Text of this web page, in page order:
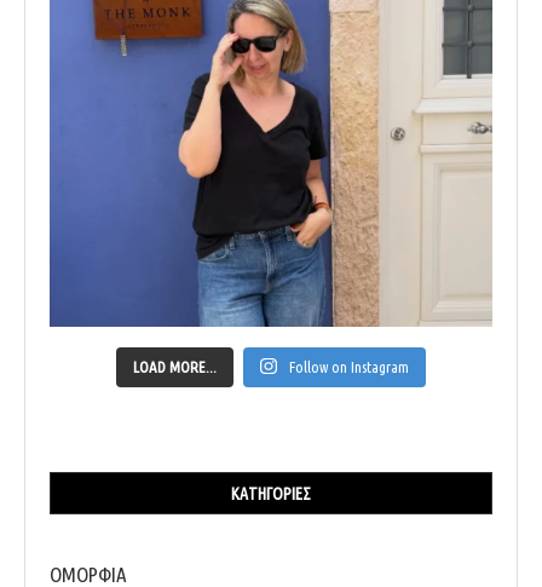
LOAD MORE... Follow on Instagram
ΚΑΤΗΓΟΡΊΕΣ
ΟΜΟΡΦΙΑ